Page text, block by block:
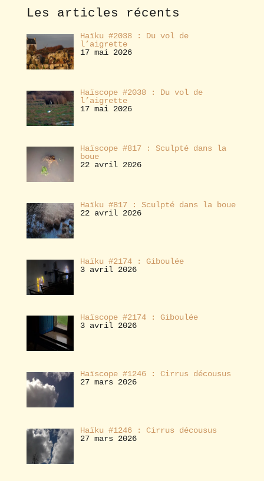
eLes articles récents
Haïku #2038 : Du vol de
l’aigrette
17 mai 2026
Haïscope #2038 : Du vol de
l’aigrette
17 mai 2026
Haïscope #817 : Sculpté dans la
boue
22 avril 2026
Haïku #817 : Sculpté dans la boue
22 avril 2026
Haïku #2174 : Giboulée
3 avril 2026
Haïscope #2174 : Giboulée
3 avril 2026
Haïscope #1246 : Cirrus décousus
27 mars 2026
Haïku #1246 : Cirrus décousus
27 mars 2026